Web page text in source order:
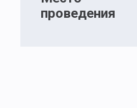
проведения